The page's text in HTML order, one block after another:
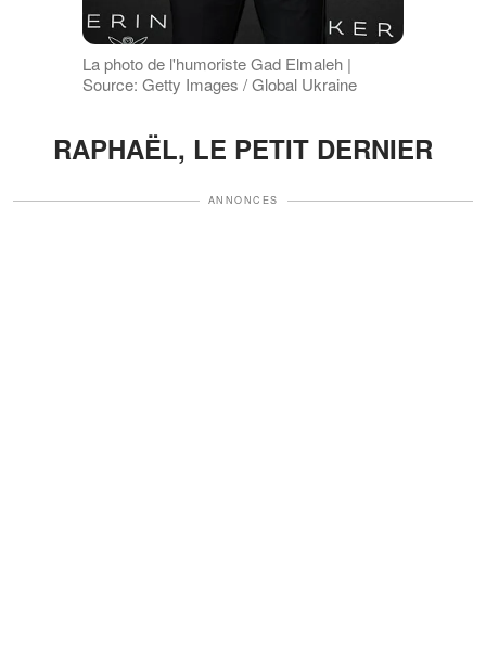
La photo de l'humoriste Gad Elmaleh |
Source: Getty Images / Global Ukraine
RAPHAËL, LE PETIT DERNIER
ANNONCES